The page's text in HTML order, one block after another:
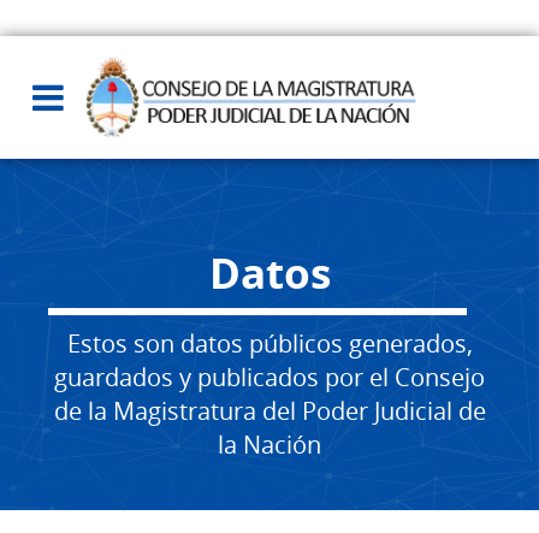
Datos
Estos son datos públicos generados,
guardados y publicados por el Consejo
de la Magistratura del Poder Judicial de
la Nación